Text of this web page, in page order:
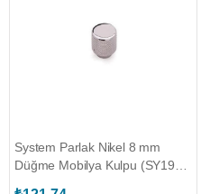
System Parlak Nikel 8 mm
Düğme Mobilya Kulpu (SY1965